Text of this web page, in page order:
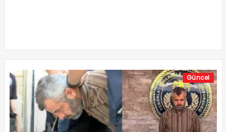
Güncel